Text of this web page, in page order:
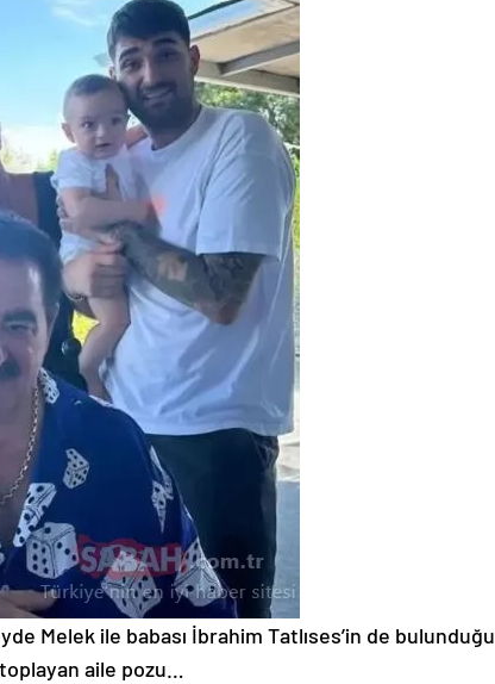
Melek ile babası İbrahim Tatlıses’in de bulunduğu
aile pozu…